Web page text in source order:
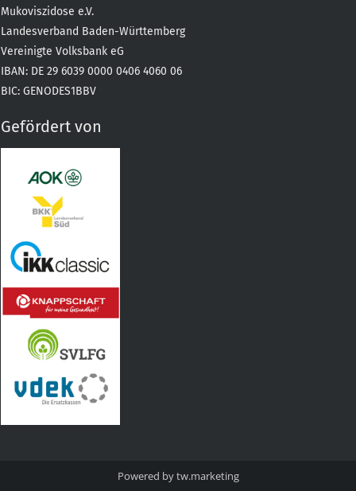
Mukoviszidose e.V.
Landesverband Baden-Württemberg
Vereinigte Volksbank eG
IBAN: DE 29 6039 0000 0406 4060 06
BIC: GENODES1BBV
Gefördert von
Powered bytw.marketing